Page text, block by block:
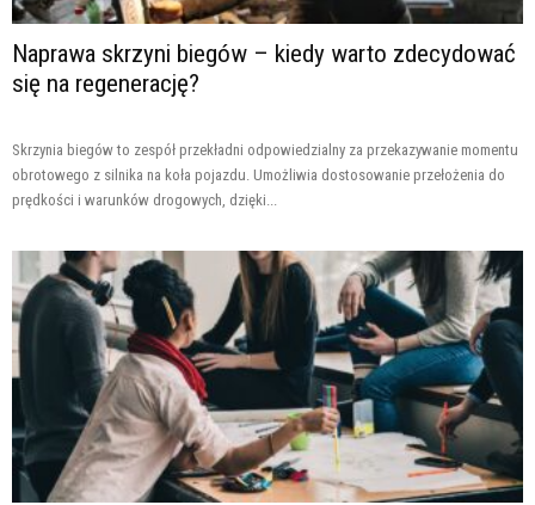
Naprawa skrzyni biegów – kiedy warto zdecydować
się na regenerację?
Skrzynia biegów to zespół przekładni odpowiedzialny za przekazywanie momentu
obrotowego z silnika na koła pojazdu. Umożliwia dostosowanie przełożenia do
prędkości i warunków drogowych, dzięki...